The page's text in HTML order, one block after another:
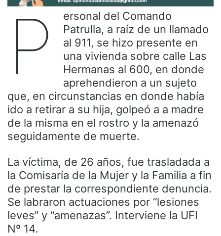
P
ersonal del Comando
Patrulla, a raíz de un llamado
al 911, se hizo presente en
una vivienda sobre calle Las
Hermanas al 600, en donde
aprehendieron a un sujeto
que, en circunstancias en donde había
ido a retirar a su hija, golpeó a a madre
de la misma en el rostro y la amenazó
seguidamente de muerte.
La víctima, de 26 años, fue trasladada a
la Comisaría de la Mujer y la Familia a fin
de prestar la correspondiente denuncia.
Se labraron actuaciones por “lesiones
leves” y “amenazas”. Interviene la UFI
Nº 14.